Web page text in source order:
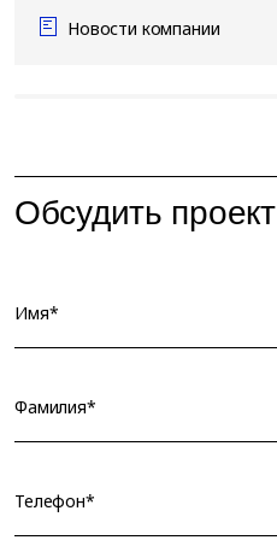
Новости компании
Обсудить проект
Имя*
Фамилия*
Телефон*